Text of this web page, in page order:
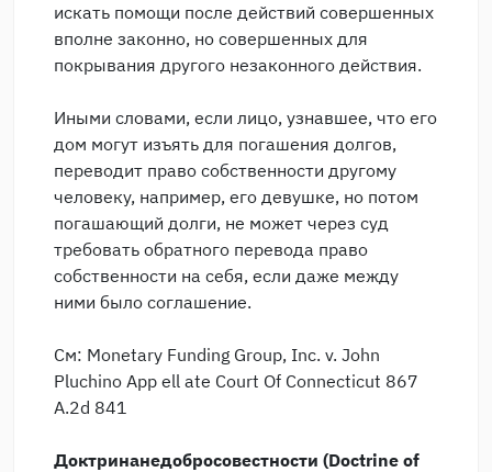
искать помощи после действий совершенных
вполне законно, но совершенных для
покрывания другого незаконного действия.
Иными словами, если лицо, узнавшее, что его
дом могут изъять для погашения долгов,
переводит право собственности другому
человеку, например, его девушке, но потом
погашающий долги, не может через суд
требовать обратного перевода право
собственности на себя, если даже между
ними было соглашение.
См: Monetary Funding Group, Inc. v. John
Pluchino App ell ate Court Of Connecticut 867
A.2d 841
Доктринанедобросовестности (Doctrine of